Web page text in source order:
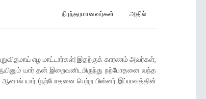
அதில்
நிரந்தரமானவர்கள்
எழ மாட்டார்கள்| இதற்குக் காரணம் அவர்கள்,
யார் தன் இறைவனிடமிருந்து நற்போதனை வந்த
ஆனால் யார் (நற்போதனை பெற்ற பின்னர் இப்பாவத்தின்